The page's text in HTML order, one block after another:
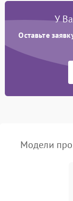
У
Оставьте
Модели